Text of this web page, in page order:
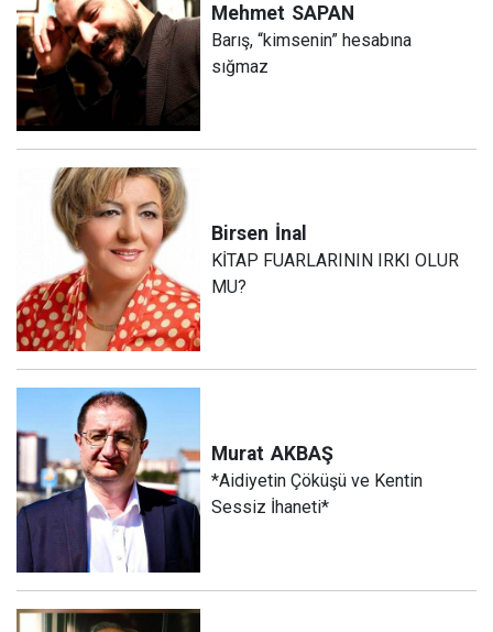
Mehmet SAPAN
Barış, “kimsenin” hesabına
sığmaz
Birsen İnal
KİTAP FUARLARININ IRKI OLUR
MU?
Murat AKBAŞ
*Aidiyetin Çöküşü ve Kentin
Sessiz İhaneti*